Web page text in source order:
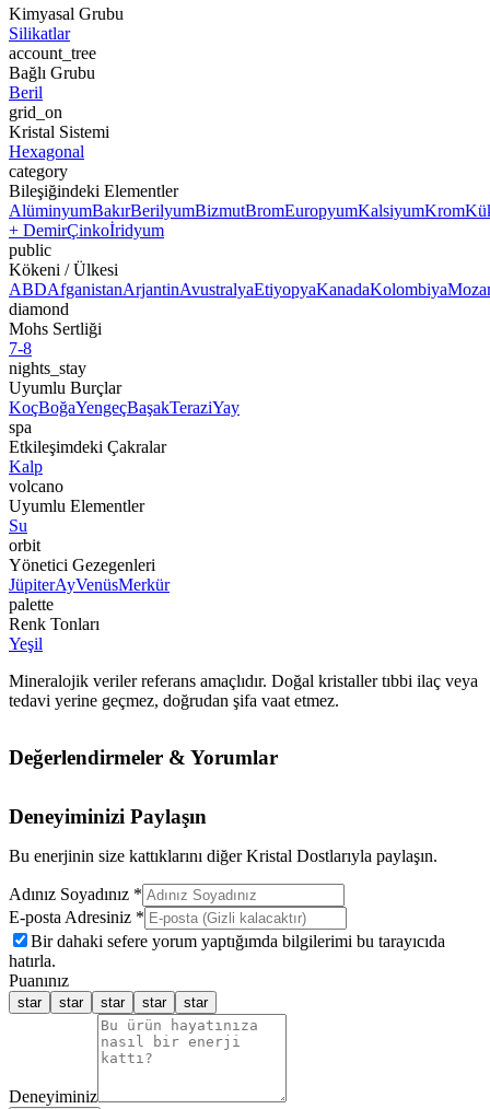
Kimyasal Grubu
Silikatlar
account_tree
Bağlı Grubu
Beril
grid_on
Kristal Sistemi
Hexagonal
category
Bileşiğindeki Elementler
AlüminyumBakırBerilyumBizmutBromEuropyumKalsiyumKrom
+ DemirÇinkoİridyum
public
Kökeni / Ülkesi
ABDAfganistanArjantinAvustralyaEtiyopyaKanadaKolombiya
diamond
Mohs Sertliği
7-8
nights_stay
Uyumlu Burçlar
KoçBoğaYengeçBaşakTeraziYay
spa
Etkileşimdeki Çakralar
Kalp
volcano
Uyumlu Elementler
Su
orbit
Yönetici Gezegenleri
JüpiterAyVenüsMerkür
palette
Renk Tonları
Yeşil
Mineralojik veriler referans amaçlıdır. Doğal kristaller tıbbi ilaç veya
tedavi yerine geçmez, doğrudan şifa vaat etmez.
Değerlendirmeler & Yorumlar
Deneyiminizi Paylaşın
Bu enerjinin size kattıklarını diğer Kristal Dostlarıyla paylaşın.
Adınız Soyadınız *
E-posta Adresiniz *
Bir dahaki sefere yorum yaptığımda bilgilerimi bu tarayıcıda
hatırla.
Puanınız
star star star star star
Deneyiminiz